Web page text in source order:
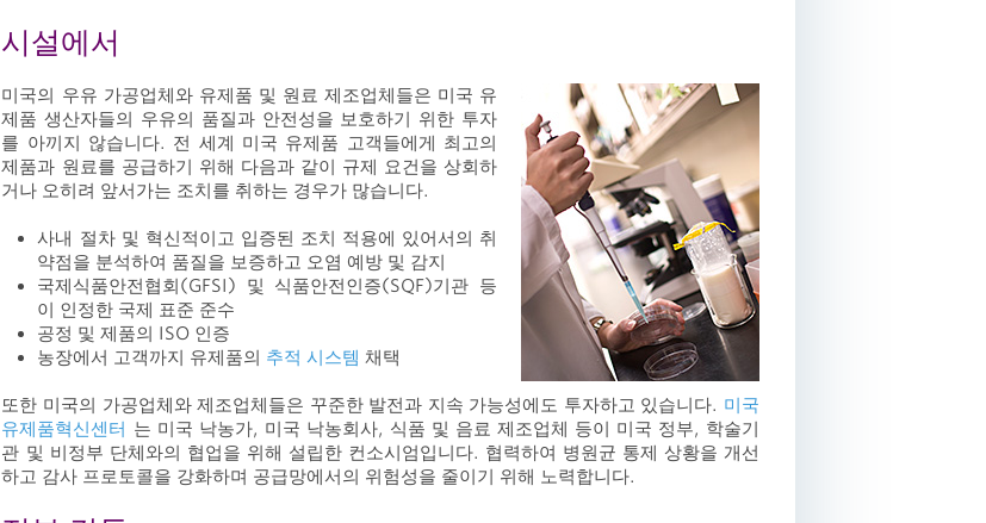
시설에서
미국의 우유 가공업체와 유제품 및 원료 제조업체들은 미국 유
제품 생산자들의 우유의 품질과 안전성을 보호하기 위한 투자
를 아끼지 않습니다. 전 세계 미국 유제품 고객들에게 최고의
제품과 원료를 공급하기 위해 다음과 같이 규제 요건을 상회하
거나 오히려 앞서가는 조치를 취하는 경우가 많습니다.
사내 절차 및 혁신적이고 입증된 조치 적용에 있어서의 취
약점을 분석하여 품질을 보증하고 오염 예방 및 감지
국제식품안전협회(GFSI) 및 식품안전인증(SQF)기관 등
이 인정한 국제 표준 준수
공정 및 제품의 ISO 인증
농장에서 고객까지 유제품의 추적 시스템 채택
또한 미국의 가공업체와 제조업체들은 꾸준한 발전과 지속 가능성에도 투자하고 있습니다. 미국
유제품혁신센터 는 미국 낙농가, 미국 낙농회사, 식품 및 음료 제조업체 등이 미국 정부, 학술기
관 및 비정부 단체와의 협업을 위해 설립한 컨소시엄입니다. 협력하여 병원균 통제 상황을 개선
하고 감사 프로토콜을 강화하며 공급망에서의 위험성을 줄이기 위해 노력합니다.